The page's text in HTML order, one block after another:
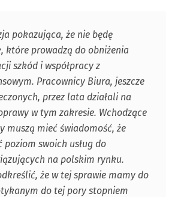
pokazująca, że nie będę
które prowadzą do obniżenia
szkód i współpracy z
Pracownicy Biura, jeszcze
przez lata działali na
w tym zakresie. Wchodzące
muszą mieć świadomość, że
poziom swoich usług do
na polskim rynku.
że w tej sprawie mamy do
do tej pory stopniem